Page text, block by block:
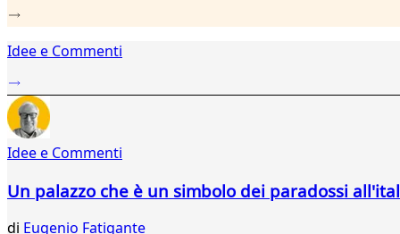
Idee e Commenti
Idee e Commenti
Un palazzo che è un simbolo dei paradossi
di Eugenio Fatigante